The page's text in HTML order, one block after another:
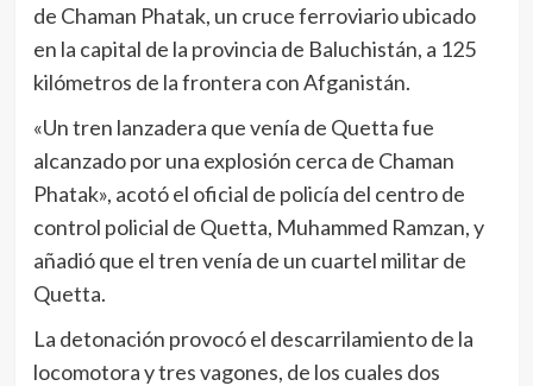
de Chaman Phatak, un cruce ferroviario ubicado
en la capital de la provincia de Baluchistán, a 125
kilómetros de la frontera con Afganistán.
«Un tren lanzadera que venía de Quetta fue
alcanzado por una explosión cerca de Chaman
Phatak», acotó el oficial de policía del centro de
control policial de Quetta, Muhammed Ramzan, y
añadió que el tren venía de un cuartel militar de
Quetta.
La detonación provocó el descarrilamiento de la
locomotora y tres vagones, de los cuales dos